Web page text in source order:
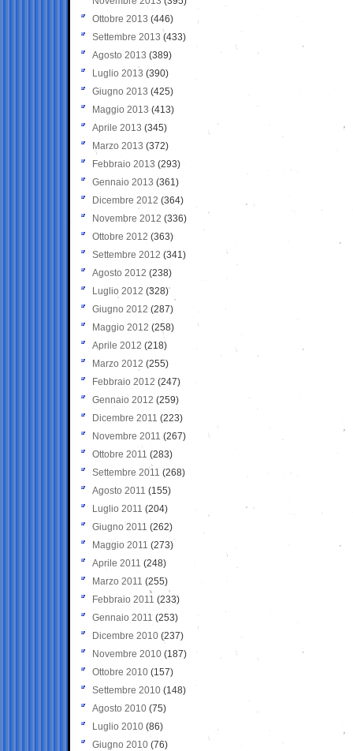
Ottobre 2013 (446)
Settembre 2013 (433)
Agosto 2013 (389)
Luglio 2013 (390)
Giugno 2013 (425)
Maggio 2013 (413)
Aprile 2013 (345)
Marzo 2013 (372)
Febbraio 2013 (293)
Gennaio 2013 (361)
Dicembre 2012 (364)
Novembre 2012 (336)
Ottobre 2012 (363)
Settembre 2012 (341)
Agosto 2012 (238)
Luglio 2012 (328)
Giugno 2012 (287)
Maggio 2012 (258)
Aprile 2012 (218)
Marzo 2012 (255)
Febbraio 2012 (247)
Gennaio 2012 (259)
Dicembre 2011 (223)
Novembre 2011 (267)
Ottobre 2011 (283)
Settembre 2011 (268)
Agosto 2011 (155)
Luglio 2011 (204)
Giugno 2011 (262)
Maggio 2011 (273)
Aprile 2011 (248)
Marzo 2011 (255)
Febbraio 2011 (233)
Gennaio 2011 (253)
Dicembre 2010 (237)
Novembre 2010 (187)
Ottobre 2010 (157)
Settembre 2010 (148)
Agosto 2010 (75)
Luglio 2010 (86)
Giugno 2010 (76)